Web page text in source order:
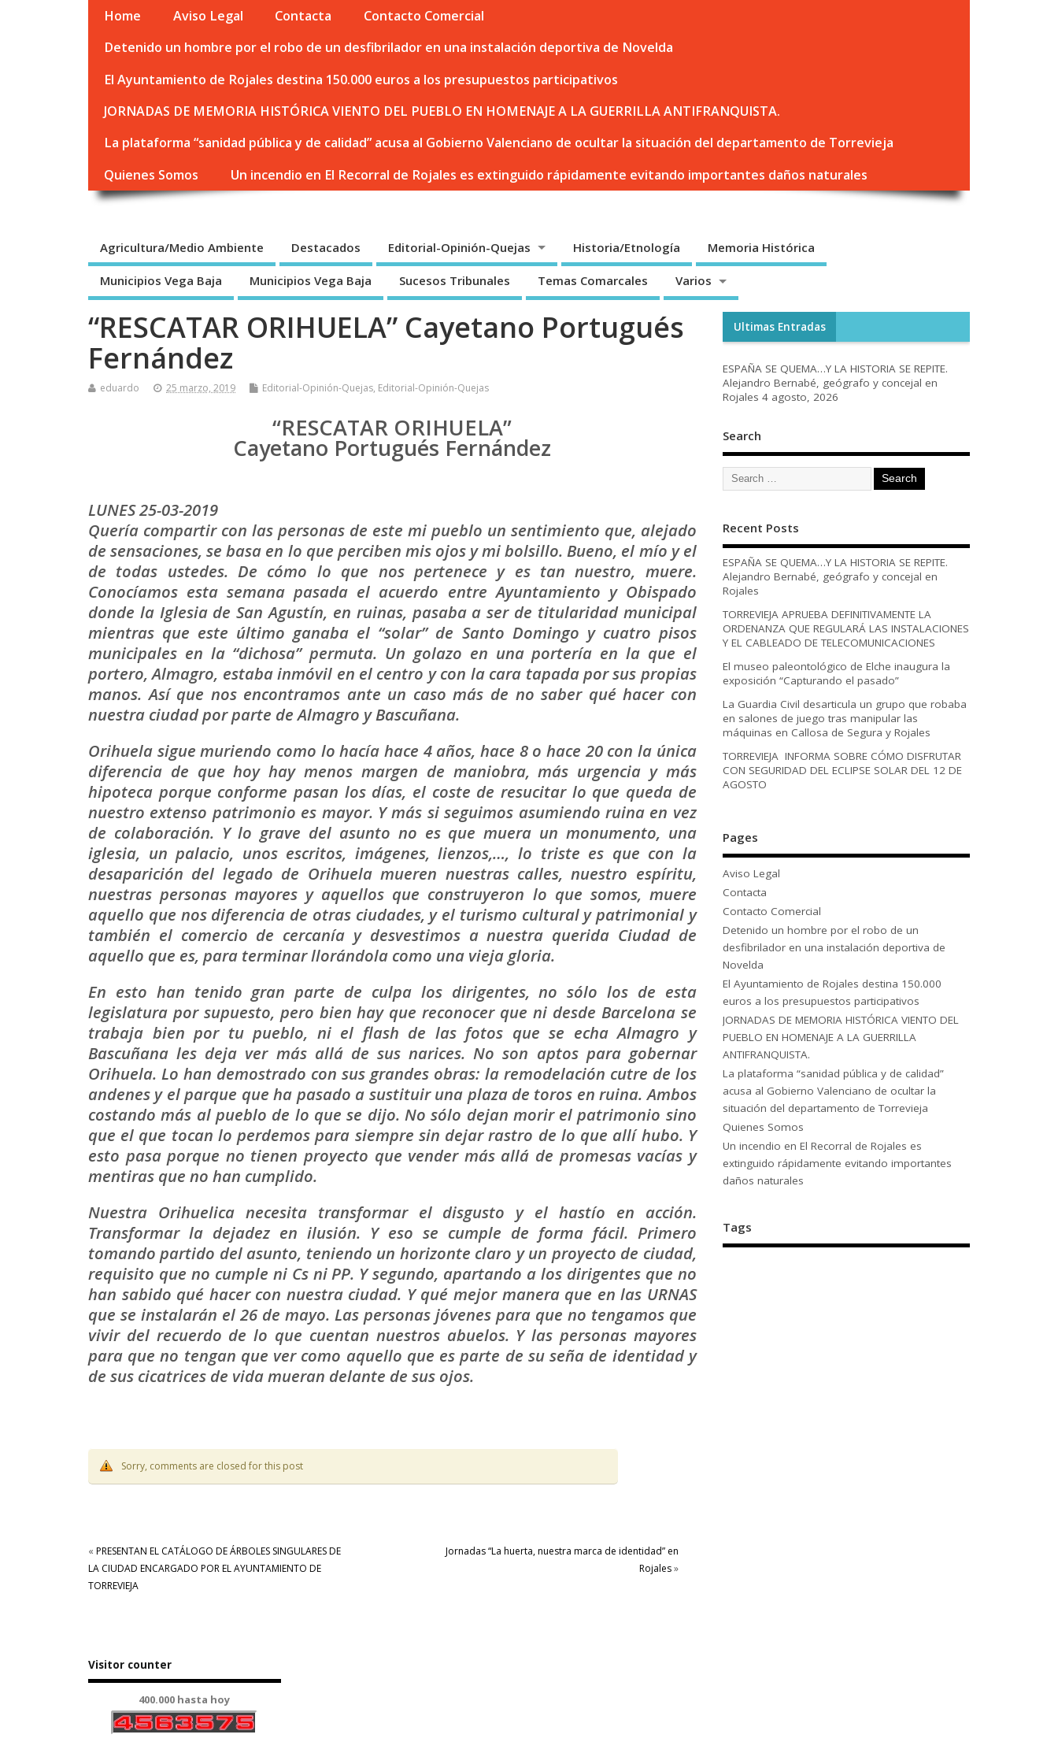
Home Aviso Legal Contacta
Contacto Comercial
Detenido un hombre por el robo de un desfibrilador en una instalación deportiva de Novelda
El Ayuntamiento de Rojales destina 150.000 euros a los presupuestos participativos
JORNADAS DE MEMORIA HISTÓRICA VIENTO DEL PUEBLO EN HOMENAJE A LA GUERRILLA ANTIFRANQUISTA.
La plataforma “sanidad pública y de calidad” acusa al Gobierno Valenciano de ocultar la situación del departamento de Torrevieja
Quienes Somos
Un incendio en El Recorral de Rojales es extinguido rápidamente evitando importantes daños naturales
Agricultura/Medio Ambiente Destacados Editorial-Opinión-Quejas Historia/Etnología Memoria Histórica
Municipios Vega Baja Municipios Vega Baja Sucesos Tribunales Temas Comarcales Varios
“RESCATAR ORIHUELA” Cayetano Portugués
Fernández
eduardo 25 marzo, 2019 Editorial-Opinión-Quejas, Editorial-Opinión-Quejas
“RESCATAR ORIHUELA”
Cayetano Portugués Fernández
LUNES 25-03-2019
Quería compartir con las personas de este mi pueblo un sentimiento que, alejado
de sensaciones, se basa en lo que perciben mis ojos y mi bolsillo. Bueno, el mío y el
de todas ustedes. De cómo lo que nos pertenece y es tan nuestro, muere.
Conocíamos esta semana pasada el acuerdo entre Ayuntamiento y Obispado
donde la Iglesia de San Agustín, en ruinas, pasaba a ser de titularidad municipal
mientras que este último ganaba el “solar” de Santo Domingo y cuatro pisos
municipales en la “dichosa” permuta. Un golazo en una portería en la que el
portero, Almagro, estaba inmóvil en el centro y con la cara tapada por sus propias
manos. Así que nos encontramos ante un caso más de no saber qué hacer con
nuestra ciudad por parte de Almagro y Bascuñana.
Orihuela sigue muriendo como lo hacía hace 4 años, hace 8 o hace 20 con la única
diferencia de que hoy hay menos margen de maniobra, más urgencia y más
hipoteca porque conforme pasan los días, el coste de resucitar lo que queda de
nuestro extenso patrimonio es mayor. Y más si seguimos asumiendo ruina en vez
de colaboración. Y lo grave del asunto no es que muera un monumento, una
iglesia, un palacio, unos escritos, imágenes, lienzos,…, lo triste es que con la
desaparición del legado de Orihuela mueren nuestras calles, nuestro espíritu,
nuestras personas mayores y aquellos que construyeron lo que somos, muere
aquello que nos diferencia de otras ciudades, y el turismo cultural y patrimonial y
también el comercio de cercanía y desvestimos a nuestra querida Ciudad de
aquello que es, para terminar llorándola como una vieja gloria.
En esto han tenido gran parte de culpa los dirigentes, no sólo los de esta
legislatura por supuesto, pero bien hay que reconocer que ni desde Barcelona se
trabaja bien por tu pueblo, ni el flash de las fotos que se echa Almagro y
Bascuñana les deja ver más allá de sus narices. No son aptos para gobernar
Orihuela. Lo han demostrado con sus grandes obras: la remodelación cutre de los
andenes y el parque que ha pasado a sustituir una plaza de toros en ruina. Ambos
costando más al pueblo de lo que se dijo. No sólo dejan morir el patrimonio sino
que el que tocan lo perdemos para siempre sin dejar rastro de lo que allí hubo. Y
esto pasa porque no tienen proyecto que vender más allá de promesas vacías y
mentiras que no han cumplido.
Nuestra Orihuelica necesita transformar el disgusto y el hastío en acción.
Transformar la dejadez en ilusión. Y eso se cumple de forma fácil. Primero
tomando partido del asunto, teniendo un horizonte claro y un proyecto de ciudad,
requisito que no cumple ni Cs ni PP. Y segundo, apartando a los dirigentes que no
han sabido qué hacer con nuestra ciudad. Y qué mejor manera que en las URNAS
que se instalarán el 26 de mayo. Las personas jóvenes para que no tengamos que
vivir del recuerdo de lo que cuentan nuestros abuelos. Y las personas mayores
para que no tengan que ver como aquello que es parte de su seña de identidad y
de sus cicatrices de vida mueran delante de sus ojos.
Sorry, comments are closed for this post
« PRESENTAN EL CATÁLOGO DE ÁRBOLES SINGULARES DE
LA CIUDAD ENCARGADO POR EL AYUNTAMIENTO DE
TORREVIEJA
Jornadas “La huerta, nuestra marca de identidad” en
Rojales»
Ultimas Entradas
ESPAÑA SE QUEMA…Y LA HISTORIA SE REPITE.
Alejandro Bernabé, geógrafo y concejal en
Rojales 4 agosto, 2026
Search
Recent Posts
ESPAÑA SE QUEMA…Y LA HISTORIA SE REPITE.
Alejandro Bernabé, geógrafo y concejal en
Rojales
TORREVIEJA APRUEBA DEFINITIVAMENTE LA
ORDENANZA QUE REGULARÁ LAS INSTALACIONES
Y EL CABLEADO DE TELECOMUNICACIONES
El museo paleontológico de Elche inaugura la
exposición “Capturando el pasado”
La Guardia Civil desarticula un grupo que robaba
en salones de juego tras manipular las
máquinas en Callosa de Segura y Rojales
TORREVIEJA INFORMA SOBRE CÓMO DISFRUTAR
CON SEGURIDAD DEL ECLIPSE SOLAR DEL 12 DE
AGOSTO
Pages
Aviso Legal
Contacta
Contacto Comercial
Detenido un hombre por el robo de un
desfibrilador en una instalación deportiva de
Novelda
El Ayuntamiento de Rojales destina 150.000
euros a los presupuestos participativos
JORNADAS DE MEMORIA HISTÓRICA VIENTO DEL
PUEBLO EN HOMENAJE A LA GUERRILLA
ANTIFRANQUISTA.
La plataforma “sanidad pública y de calidad”
acusa al Gobierno Valenciano de ocultar la
situación del departamento de Torrevieja
Quienes Somos
Un incendio en El Recorral de Rojales es
extinguido rápidamente evitando importantes
daños naturales
Tags
Visitor counter
400.000 hasta hoy